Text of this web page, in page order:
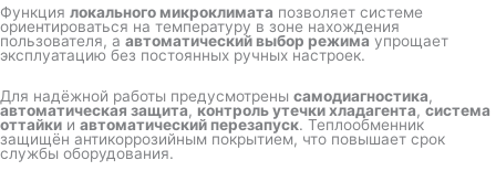
Функция локального микроклимата позволяет системе
ориентироваться на температуру в зоне нахождения
пользователя, а автоматический выбор режима упрощает
эксплуатацию без постоянных ручных настроек.
Для надёжной работы предусмотрены самодиагностика,
автоматическая защита, контроль утечки хладагента, система
оттайки и автоматический перезапуск. Теплообменник
защищён антикоррозийным покрытием, что повышает срок
службы оборудования.